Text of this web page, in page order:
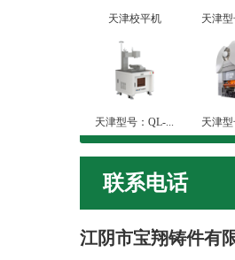
天津校平机 天津
天津型号：QL-... 天津
联系电话
江阴市宝翔铸件有